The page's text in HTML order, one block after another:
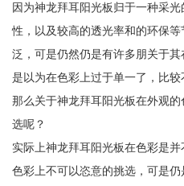
因为神龙拜耳阳光板归于一种采
性，以及较高的透光率和的环保
泛，可是仍然仍是有许多朋关于
是以为在色彩上过于单一了，比较
那么关于神龙拜耳阳光板在外观
选呢？
实际上神龙拜耳阳光板在色彩是
色彩上不可以恣意的挑选，可是